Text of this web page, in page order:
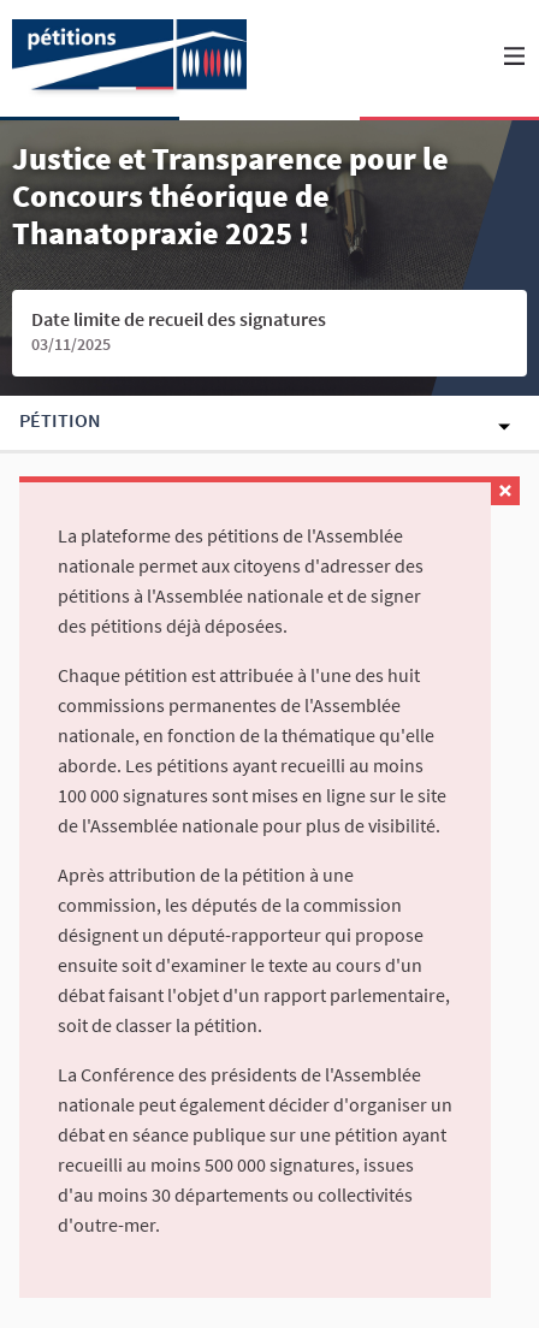
Justice et Transparence pour le
Concours théorique de
Thanatopraxie 2025 !
Date limite de recueil des signatures
03/11/2025
PÉTITION
La plateforme des pétitions de l'Assemblée
nationale permet aux citoyens d'adresser des
pétitions à l'Assemblée nationale et de signer
des pétitions déjà déposées.
Chaque pétition est attribuée à l'une des huit
commissions permanentes de l'Assemblée
nationale, en fonction de la thématique qu'elle
aborde. Les pétitions ayant recueilli au moins
100 000 signatures sont mises en ligne sur le site
de l'Assemblée nationale pour plus de visibilité.
Après attribution de la pétition à une
commission, les députés de la commission
désignent un député-rapporteur qui propose
ensuite soit d'examiner le texte au cours d'un
débat faisant l'objet d'un rapport parlementaire,
soit de classer la pétition.
La Conférence des présidents de l'Assemblée
nationale peut également décider d'organiser un
débat en séance publique sur une pétition ayant
recueilli au moins 500 000 signatures, issues
d'au moins 30 départements ou collectivités
d'outre-mer.